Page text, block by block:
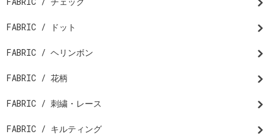
FABRIC / ドット
FABRIC / ヘリンボン
FABRIC / 花柄
FABRIC / 刺繍・レース
FABRIC / キルティング